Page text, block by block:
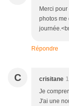
Merci
photos me
Répondre
C crisitane
Je
J'ai une